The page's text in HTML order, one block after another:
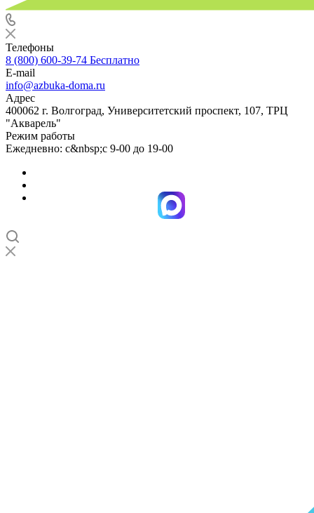
Телефоны
8 (800) 600-39-74 Бесплатно
E-mail
info@azbuka-doma.ru
Адрес
400062 г. Волгоград, Университетский проспект, 107, ТРЦ
"Акварель"
Режим работы
Ежедневно: с&nbsp;с 9-00 до 19-00